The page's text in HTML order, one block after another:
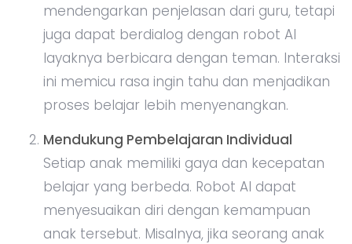
mendengarkan penjelasan dari guru, tetapi
juga dapat berdialog dengan robot AI
layaknya berbicara dengan teman. Interaksi
ini memicu rasa ingin tahu dan menjadikan
proses belajar lebih menyenangkan.
Mendukung Pembelajaran Individual
Setiap anak memiliki gaya dan kecepatan
belajar yang berbeda. Robot AI dapat
menyesuaikan diri dengan kemampuan
anak tersebut. Misalnya, jika seorang anak